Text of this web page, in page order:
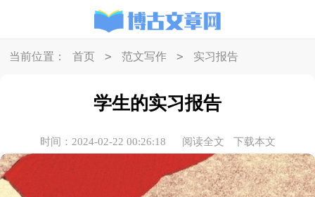
当前位置： 首页 > 范文写作 > 实习报告
学生的实习报告
时间：2024-02-22 00:26:18 阅读全文 下载本文